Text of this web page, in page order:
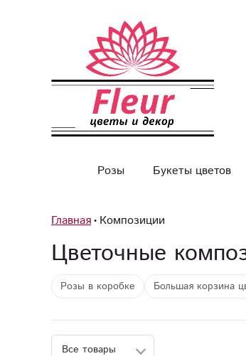
Розы Букеты цветов
Главная Композиции
Цветочные
Розы в коробке Большая корзина